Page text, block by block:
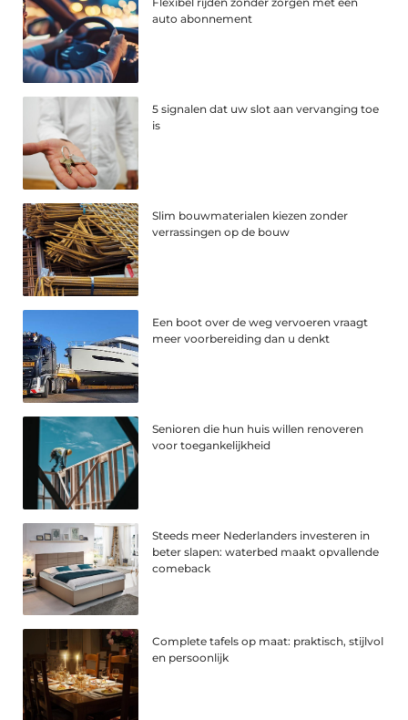
auto abonnement
5 signalen dat uw slot aan vervanging toe
is
Slim bouwmaterialen kiezen zonder
verrassingen op de bouw
Een boot over de weg vervoeren vraagt
meer voorbereiding dan u denkt
Senioren die hun huis willen renoveren
voor toegankelijkheid
Steeds meer Nederlanders investeren in
beter slapen: waterbed maakt opvallende
comeback
Complete tafels op maat: praktisch, stijlvol
en persoonlijk